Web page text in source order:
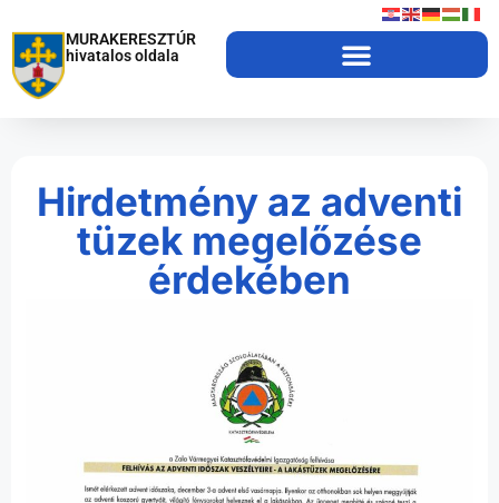
MURAKERESZTÚR
hivatalos oldala
Hirdetmény az adventi
tüzek megelőzése
érdekében